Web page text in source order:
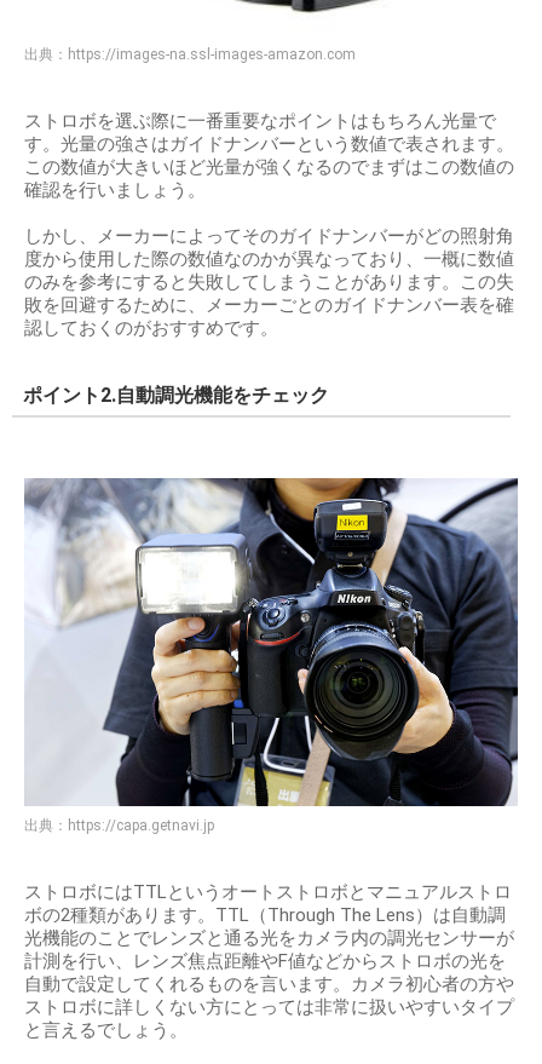
出典： https://images-na.ssl-images-amazon.com
ストロボを選ぶ際に一番重要なポイントはもちろん光量で
す。光量の強さはガイドナンバーという数値で表されます。
この数値が大きいほど光量が強くなるのでまずはこの数値の
確認を行いましょう。
しかし、メーカーによってそのガイドナンバーがどの照射角
度から使用した際の数値なのかが異なっており、一概に数値
のみを参考にすると失敗してしまうことがあります。この失
敗を回避するために、メーカーごとのガイドナンバー表を確
認しておくのがおすすめです。
ポイント2.自動調光機能をチェック
出典： https://capa.getnavi.jp
ストロボにはTTLというオートストロボとマニュアルストロ
ボの2種類があります。TTL（Through The Lens）は自動調
光機能のことでレンズと通る光をカメラ内の調光センサーが
計測を行い、レンズ焦点距離やF値などからストロボの光を
自動で設定してくれるものを言います。カメラ初心者の方や
ストロボに詳しくない方にとっては非常に扱いやすいタイプ
と言えるでしょう。